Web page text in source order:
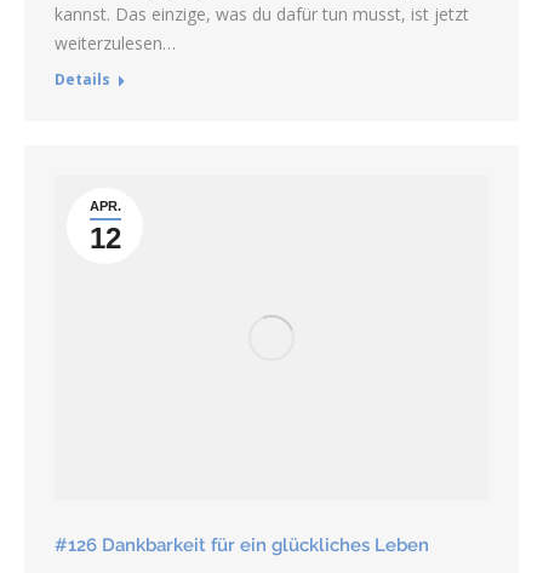
kannst. Das einzige, was du dafür tun musst, ist jetzt
weiterzulesen…
Details
APR.
12
#126 Dankbarkeit für ein glückliches Leben